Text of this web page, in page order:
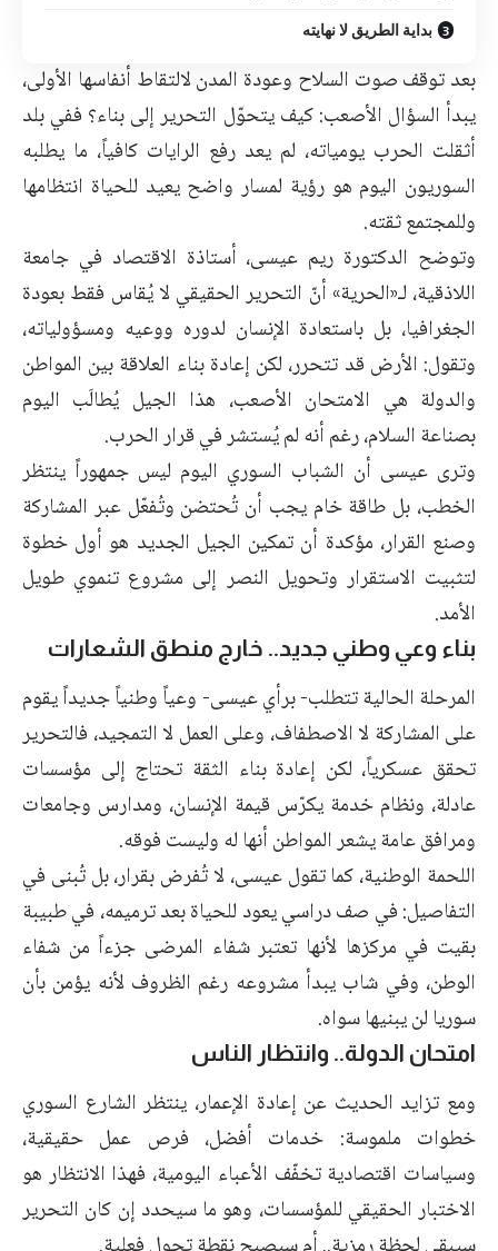
بداية الطريق لا نهايته
بعد توقف صوت السلاح وعودة المدن لالتقاط أنفاسها الأولى،
يبدأ السؤال الأصعب: كيف يتحوّل التحرير إلى بناء؟ ففي بلد
أثقلت الحرب يومياته، لم يعد رفع الرايات كافياً، ما يطلبه
السوريون اليوم هو رؤية لمسار واضح يعيد للحياة انتظامها
وللمجتمع ثقته.
وتوضح الدكتورة ريم عيسى، أستاذة الاقتصاد في جامعة
اللاذقية، لـ«الحرية» أنّ التحرير الحقيقي لا يُقاس فقط بعودة
الجغرافيا، بل باستعادة الإنسان لدوره ووعيه ومسؤولياته،
وتقول: الأرض قد تتحرر، لكن إعادة بناء العلاقة بين المواطن
والدولة هي الامتحان الأصعب، هذا الجيل يُطالَب اليوم
بصناعة السلام، رغم أنه لم يُستشر في قرار الحرب.
وترى عيسى أن الشباب السوري اليوم ليس جمهوراً ينتظر
الخطب، بل طاقة خام يجب أن تُحتضن وتُفعّل عبر المشاركة
وصنع القرار، مؤكدة أن تمكين الجيل الجديد هو أول خطوة
لتثبيت الاستقرار وتحويل النصر إلى مشروع تنموي طويل
الأمد.
بناء وعي وطني جديد.. خارج منطق الشعارات
المرحلة الحالية تتطلب- برأي عيسى- وعياً وطنياً جديداً يقوم
على المشاركة لا الاصطفاف، وعلى العمل لا التمجيد، فالتحرير
تحقق عسكرياً، لكن إعادة بناء الثقة تحتاج إلى مؤسسات
عادلة، ونظام خدمة يكرّس قيمة الإنسان، ومدارس وجامعات
ومرافق عامة يشعر المواطن أنها له وليست فوقه.
اللحمة الوطنية، كما تقول عيسى، لا تُفرض بقرار، بل تُبنى في
التفاصيل: في صف دراسي يعود للحياة بعد ترميمه، في طبيبة
بقيت في مركزها لأنها تعتبر شفاء المرضى جزءاً من شفاء
الوطن، وفي شاب يبدأ مشروعه رغم الظروف لأنه يؤمن بأن
سوريا لن يبنيها سواه.
امتحان الدولة.. وانتظار الناس
ومع تزايد الحديث عن إعادة الإعمار، ينتظر الشارع السوري
خطوات ملموسة: خدمات أفضل، فرص عمل حقيقية،
وسياسات اقتصادية تخفّف الأعباء اليومية، فهذا الانتظار هو
الاختبار الحقيقي للمؤسسات، وهو ما سيحدد إن كان التحرير